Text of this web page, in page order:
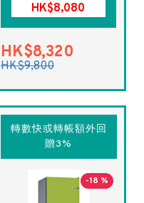
HK$8,080
HK$8,320
HK$9,800
轉數快或轉帳額外回
贈3%
-18 %